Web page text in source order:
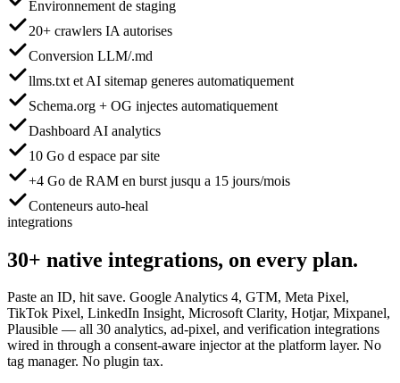
Environnement de staging
20+ crawlers IA autorises
Conversion LLM/.md
llms.txt et AI sitemap generes automatiquement
Schema.org + OG injectes automatiquement
Dashboard AI analytics
10 Go d espace par site
+4 Go de RAM en burst jusqu a 15 jours/mois
Conteneurs auto-heal
integrations
30+ native integrations, on every plan.
Paste an ID, hit save. Google Analytics 4, GTM, Meta Pixel,
TikTok Pixel, LinkedIn Insight, Microsoft Clarity, Hotjar, Mixpanel,
Plausible — all 30 analytics, ad-pixel, and verification integrations
wired in through a consent-aware injector at the platform layer. No
tag manager. No plugin tax.